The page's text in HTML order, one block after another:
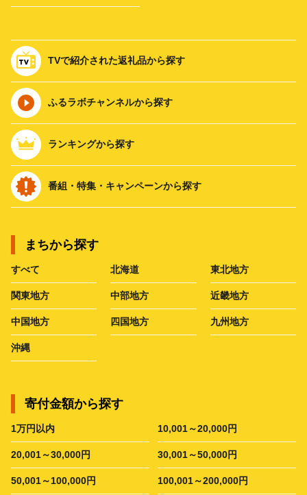
TVで紹介された返礼品から探す
ふるラボチャンネルから探す
ランキングから探す
番組・特集・キャンペーンから探す
まちから探す
すべて 北海道 東北地方
関東地方 中部地方 近畿地方
中国地方 四国地方 九州地方
沖縄
寄付金額から探す
1万円以内 10,001～20,000円
20,001～30,000円 30,001～50,000円
50,001～100,000円 100,001～200,000円